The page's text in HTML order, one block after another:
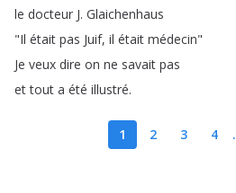
le docteur J. Glaichenhaus
"Il était pas Juif, il était médecin"
Je veux dire on ne savait pas
et tout a été illustré.
1 2 3 4